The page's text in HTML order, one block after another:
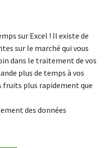
sur Excel ! Il existe de
sur le marché qui vous
dans le traitement de vos
plus de temps à vos
fruits plus rapidement que
des données